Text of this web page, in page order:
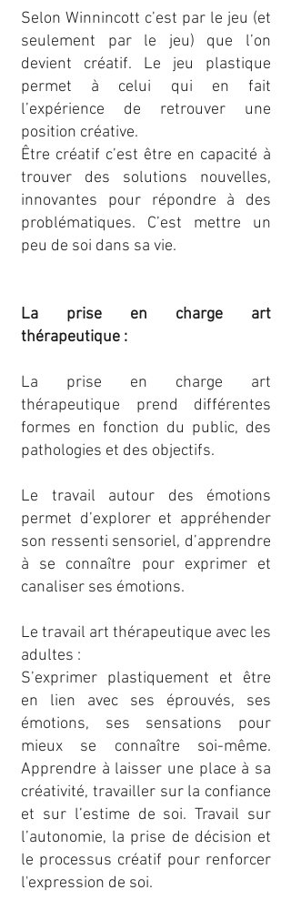
Selon Winnincott c’est par le jeu (et
seulement par le jeu) que l’on
devient créatif. Le jeu plastique
permet à celui qui en fait
l’expérience de retrouver une
position créative.
Être créatif c’est être en capacité à
trouver des solutions nouvelles,
innovantes pour répondre à des
problématiques. C’est mettre un
peu de soi dans sa vie.
La prise en charge art
thérapeutique :
La prise en charge art
thérapeutique prend différentes
formes en fonction du public, des
pathologies et des objectifs.
Le travail autour des émotions
permet d’explorer et appréhender
son ressenti sensoriel, d’apprendre
à se connaître pour exprimer et
canaliser ses émotions.
Le travail art thérapeutique avec les
adultes :
S’exprimer plastiquement et être
en lien avec ses éprouvés, ses
émotions, ses sensations pour
mieux se connaître soi-même.
Apprendre à laisser une place à sa
créativité, travailler sur la confiance
et sur l’estime de soi. Travail sur
l’autonomie, la prise de décision et
le processus créatif pour renforcer
l'expression de soi.